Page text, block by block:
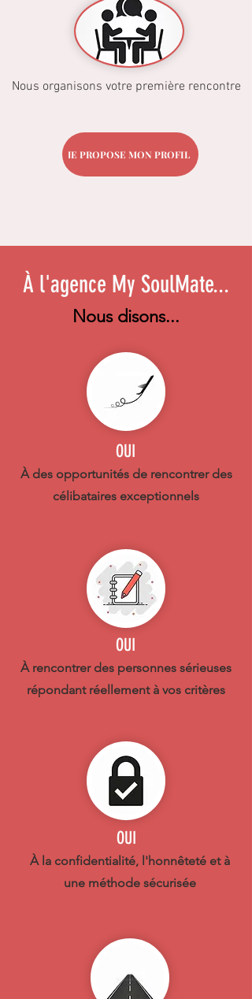
Nous organisons votre première rencontre
JE PROPOSE MON PROFIL
À l'agence My SoulMate...
Nous disons...
OUI
À des opportunités de rencontrer des
célibataires exceptionnels
OUI
À rencontrer des personnes sérieuses
répondant réellement à vos critères
OUI
À la confidentialité, l'honnêteté et à
une méthode sécurisée